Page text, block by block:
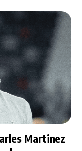
Martinez